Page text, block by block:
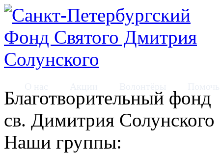
Благотворительный фонд
св. Димитрия Солунского
Наши группы: